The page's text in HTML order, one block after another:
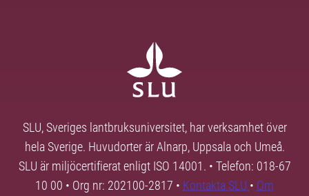
SLU, Sveriges lantbruksuniversitet, har verksamhet över
hela Sverige. Huvudorter är Alnarp, Uppsala och Umeå.
SLU är miljöcertifierat enligt ISO 14001. • Telefon: 018-67
10 00 • Org nr: 202100-2817 • Kontakta SLU • Om